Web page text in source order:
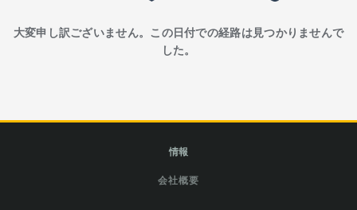
大変申し訳ございません。この日付での経路は見つかりませんで
した。
情報
会社概要